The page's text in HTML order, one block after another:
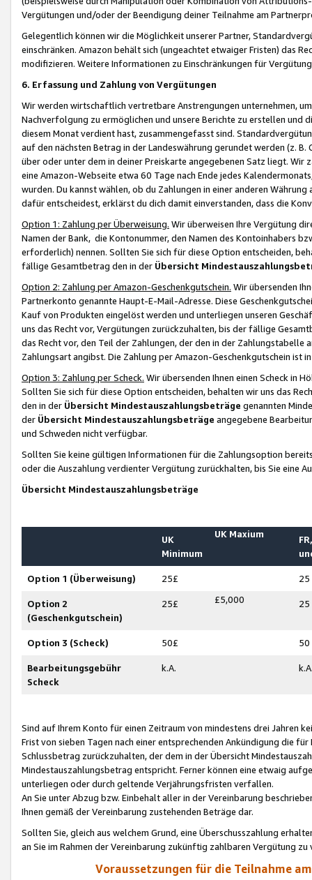
Vergütungen und/oder der Beendigung deiner Teilnahme am
Gelegentlich können wir die Möglichkeit unserer Partner,
einschränken. Amazon behält sich (ungeachtet etwaiger Fristen) das
modifizieren. Weitere Informationen zu Einschränkungen für
6. Erfassung und Zahlung von Vergütungen
Wir werden wirtschaftlich vertretbare Anstrengungen unternehmen,
Nachverfolgung zu ermöglichen und unsere Berichte zu erstellen und
diesem Monat verdient hast, zusammengefasst sind.
auf den nächsten Betrag in der Landeswährung gerundet werden (z.
über oder unter dem in deiner Preiskarte angegebenen Satz liegt.
eine Amazon-Webseite etwa 60 Tage nach Ende jedes
wurden. Du kannst wählen, ob du Zahlungen in einer anderen
dafür entscheidest, erklärst du dich damit einverstanden, dass die
Option 1: Zahlung per Überweisung. Wir überweisen Ihre Vergütung
Namen der Bank, die Kontonummer, den Namen des Kontoinhabers
erforderlich) nennen. Sollten Sie sich für diese Option entscheiden,
fällige Gesamtbetrag den in der Übersicht
Option 2: Zahlung per Amazon-Geschenkgutschein. Wir übersenden
Partnerkonto genannte Haupt-E-Mail-Adresse. Diese
Kauf von Produkten eingelöst werden und unterliegen unseren
uns das Recht vor, Vergütungen zurückzuhalten, bis der fällige
das Recht vor, den Teil der Zahlungen, der den in der
Zahlungsart angibst. Die Zahlung per Amazon-Geschenkgutschein ist
Option 3: Zahlung per Scheck. Wir übersenden Ihnen einen Scheck in
Sollten Sie sich für diese Option entscheiden, behalten wir uns das
den in der Übersicht Mindestauszahlungsbeträge genannten
der Übersicht Mindestauszahlungsbeträge angegebene
und Schweden nicht verfügbar.
Sollten Sie keine gültigen Informationen für die Zahlungsoption
oder die Auszahlung verdienter Vergütung zurückhalten, bis Sie
Übersicht Mindestauszahlungsbeträge
UK
Minimum
UK Maxium
Option 1 (Überweisung) 25£ 25
Option 2
(Geschenkgutschein)
25£ £5,000 25
Option 3 (Scheck) 50£ 50
Bearbeitungsgebühr
Scheck
k.A.
Sind auf Ihrem Konto für einen Zeitraum von mindestens drei Jahren
Frist von sieben Tagen nach einer entsprechenden Ankündigung die
Schlussbetrag zurückzuhalten, der dem in der Übersicht
Mindestauszahlungsbetrag entspricht. Ferner können eine etwaig
unterliegen oder durch geltende Verjährungsfristen verfallen.
An Sie unter Abzug bzw. Einbehalt aller in der Vereinbarung
Ihnen gemäß der Vereinbarung zustehenden Beträge dar.
Sollten Sie, gleich aus welchem Grund, eine Überschusszahlung
an Sie im Rahmen der Vereinbarung zukünftig zahlbaren Vergütung zu
Voraussetzungen für die Teilnahme